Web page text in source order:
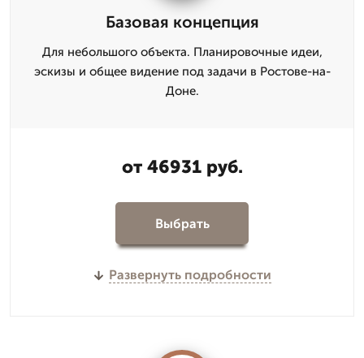
Базовая концепция
Для небольшого объекта. Планировочные идеи,
эскизы и общее видение под задачи в Ростове-на-
Доне.
от 46931 руб.
Выбрать
Развернуть подробности